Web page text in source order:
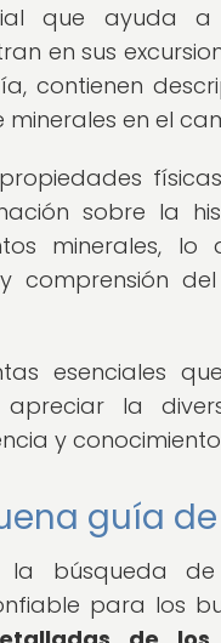
que ayuda
en sus
contienen
en el
sobre la
minerales, lo
comprensión
esenciales
apreciar la
y
guía
búsqueda de
para los